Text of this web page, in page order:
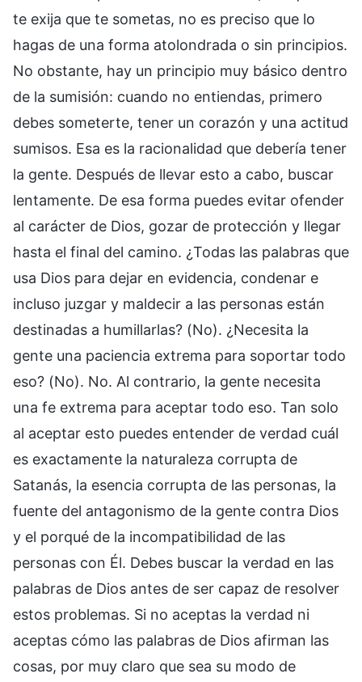
te exija que te sometas, no es preciso que lo
hagas de una forma atolondrada o sin principios.
No obstante, hay un principio muy básico dentro
de la sumisión: cuando no entiendas, primero
debes someterte, tener un corazón y una actitud
sumisos. Esa es la racionalidad que debería tener
la gente. Después de llevar esto a cabo, buscar
lentamente. De esa forma puedes evitar ofender
al carácter de Dios, gozar de protección y llegar
hasta el final del camino. ¿Todas las palabras que
usa Dios para dejar en evidencia, condenar e
incluso juzgar y maldecir a las personas están
destinadas a humillarlas? (No). ¿Necesita la
gente una paciencia extrema para soportar todo
eso? (No). No. Al contrario, la gente necesita
una fe extrema para aceptar todo eso. Tan solo
al aceptar esto puedes entender de verdad cuál
es exactamente la naturaleza corrupta de
Satanás, la esencia corrupta de las personas, la
fuente del antagonismo de la gente contra Dios
y el porqué de la incompatibilidad de las
personas con Él. Debes buscar la verdad en las
palabras de Dios antes de ser capaz de resolver
estos problemas. Si no aceptas la verdad ni
aceptas cómo las palabras de Dios afirman las
cosas, por muy claro que sea su modo de